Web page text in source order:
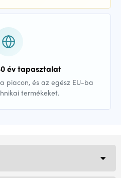
év tapasztalat
piacon, és az egész EU-ba
termékeket.